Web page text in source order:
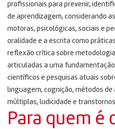
profissionais para prevenir,
de aprendizagem, considerando
motoras, psicológicas, sociais e
oralidade e a escrita como
reflexão crítica sobre
articuladas a uma
científicos e pesquisas atuais
linguagem, cognição, métodos
múltiplas, ludicidade e
Para quem é